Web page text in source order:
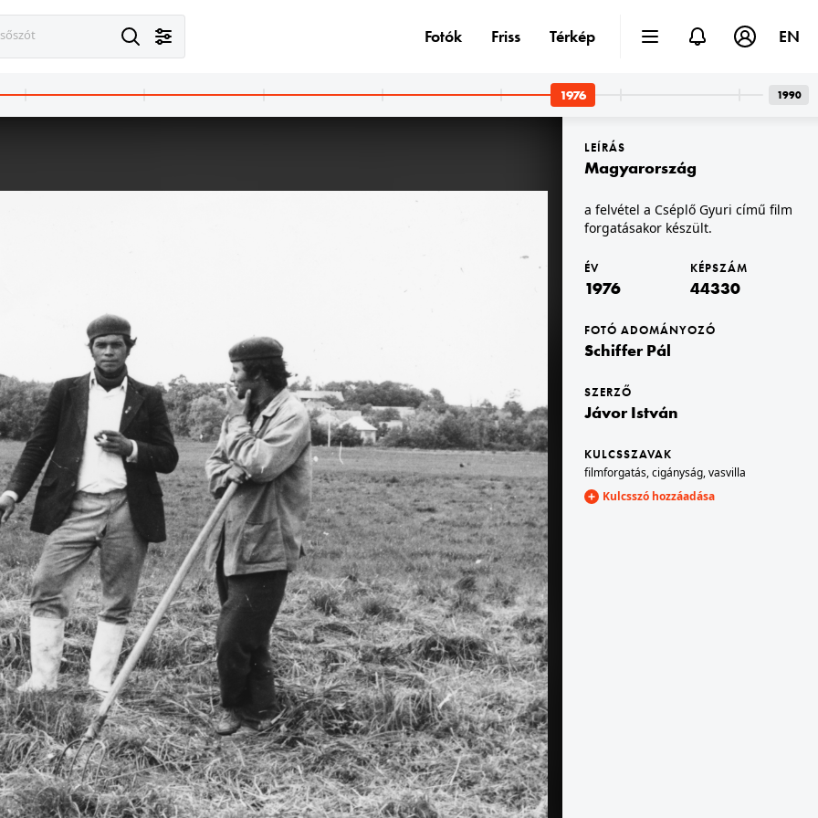
a Strand bejárata.
Hajdúszoboszló
1976 · Hajdúszoboszló
Mátyás király sétány 1. OKISZ-üdülő, szobabelső.
1976 · Hajdúszoboszló
Mátyás király sétány 1. OKISZ-üdülő, szobabelső.
1976 · Balatonfüred
Krisztus Király templom (Vörös templom) az Ady Endre utcáról nézve.
1976 · Balatonfüred
Siske utca, Fehér templom.
1976 · Balatonfüred
Ady Endre utca 40., Lóczy Lajos gimnázium.
LEÍRÁS
Magyarország
a felvétel a Cséplő Gyuri című film
forgatásakor készült.
ÉV
1976
KÉPSZÁM
44330
FOTÓ ADOMÁNYOZÓ
Schiffer Pál
SZERZŐ
Jávor István
KULCSSZAVAK
filmforgatás,cigányság,vasvilla
Kulcsszó hozzáadása
Fotók Friss Térkép EN
1990
1976